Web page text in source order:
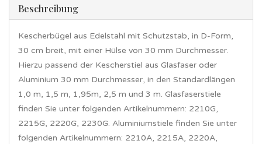
Beschreibung
Kescherbügel aus Edelstahl mit Schutzstab, in D-Form,
30 cm breit, mit einer Hülse von 30 mm Durchmesser.
Hierzu passend der Kescherstiel aus Glasfaser oder
Aluminium 30 mm Durchmesser, in den Standardlängen
1,0 m, 1,5 m, 1,95m, 2,5 m und 3 m. Glasfaserstiele
finden Sie unter folgenden Artikelnummern: 2210G,
2215G, 2220G, 2230G. Aluminiumstiele finden Sie unter
folgenden Artikelnummern: 2210A, 2215A, 2220A,